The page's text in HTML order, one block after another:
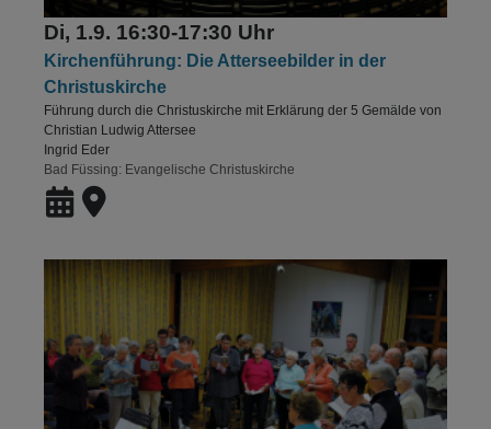
Di, 1.9. 16:30-17:30 Uhr
Kirchenführung: Die Atterseebilder in der
Christuskirche
Führung durch die Christuskirche mit Erklärung der 5 Gemälde von
Christian Ludwig Attersee
Ingrid Eder
Bad Füssing
Evangelische Christuskirche